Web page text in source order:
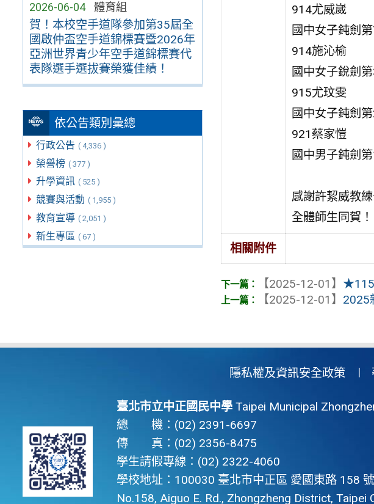
2026-06-04 體育組
賀！本校空手道隊參加第35屆全
國啟仲盃空手道錦標賽暨2026年
亞洲世界青少年空手道錦標賽代
表隊選手選拔賽榮獲佳績！
依公告類別彙總
行政公告 ( 4,336 )
榮譽榜 ( 377 )
升學資訊 ( 525 )
競賽與活動 ( 1,955 )
教育宣導 ( 2,051 )
新生專區 ( 67 )
914尤威崴
國中女子鈍劍
914施沁榆
國中女子銳劍
915尤玟雯
國中女子鈍劍
921蔡家愷
國中男子鈍劍
感謝許絜威教練
全體師生同賀！
相關附件
【2025-12-01】 ★115
【2025-12-01】 2025
隱私權及資訊安全政策
臺北市立中正國民中學Taipei Municipal
總 機：(02) 2391-6697
傳 真：(02) 2356-8475
學生請假專線：(02) 2322-4060
學校地址：100030 臺北市中正區 愛國東路 158 號
No.158, Aiguo E. Rd., Zhongzheng District, Taipei